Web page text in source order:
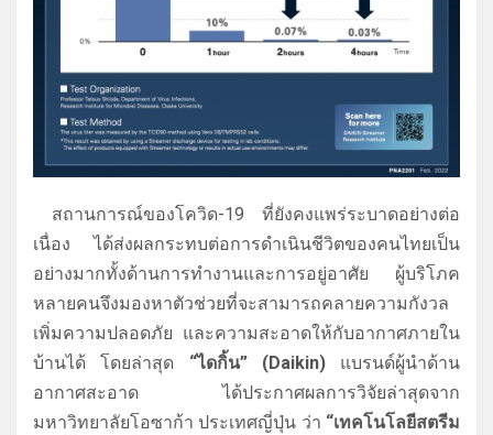
สถานการณ์ของโควิด-19 ที่ยังคงแพร่ระบาดอย่างต่อ
เนื่อง ได้ส่งผลกระทบต่อการดำเนินชีวิตของคนไทยเป็น
อย่างมากทั้งด้านการทำงานและการอยู่อาศัย ผู้บริโภค
หลายคนจึงมองหาตัวช่วยที่จะสามารถคลายความกังวล
เพิ่มความปลอดภัย และความสะอาดให้กับอากาศภายใน
บ้านได้ โดยล่าสุด “ไดกิ้น” (Daikin) แบรนด์ผู้นำด้าน
อากาศสะอาด ได้ประกาศผลการวิจัยล่าสุดจาก
มหาวิทยาลัยโอซาก้า ประเทศญี่ปุ่น ว่า “เทคโนโลยีสตรีม